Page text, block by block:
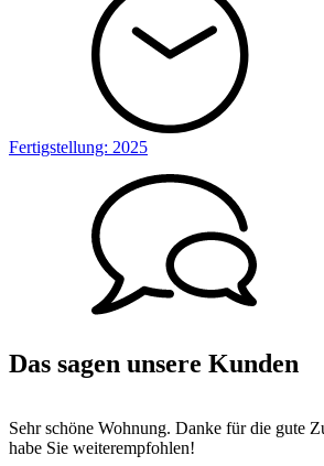
Fertigstellung: 2025
Das sagen unsere Kunden
Sehr schöne Wohnung. Danke für die gute
habe Sie weiterempfohlen!